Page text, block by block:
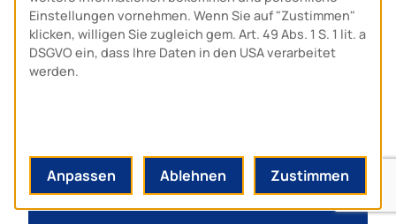
Einstellungen vornehmen. Wenn Sie auf "Zustimmen"
klicken, willigen Sie zugleich gem. Art. 49 Abs. 1 S. 1 lit. a
DSGVO ein, dass Ihre Daten in den USA verarbeitet
werden.
Anpassen Ablehnen Zustimmen